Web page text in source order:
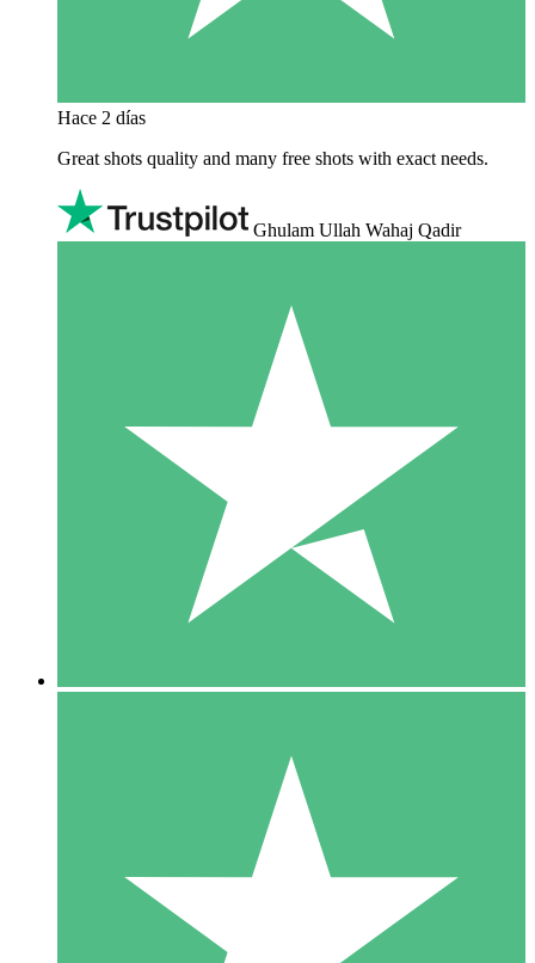
Hace 2 días
Great shots quality and many free shots with exact needs.
Ghulam Ullah Wahaj Qadir